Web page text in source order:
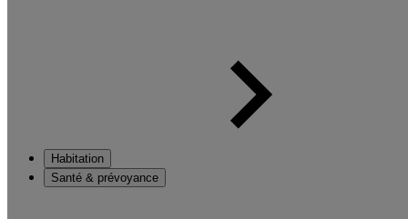
Habitation
Santé & prévoyance